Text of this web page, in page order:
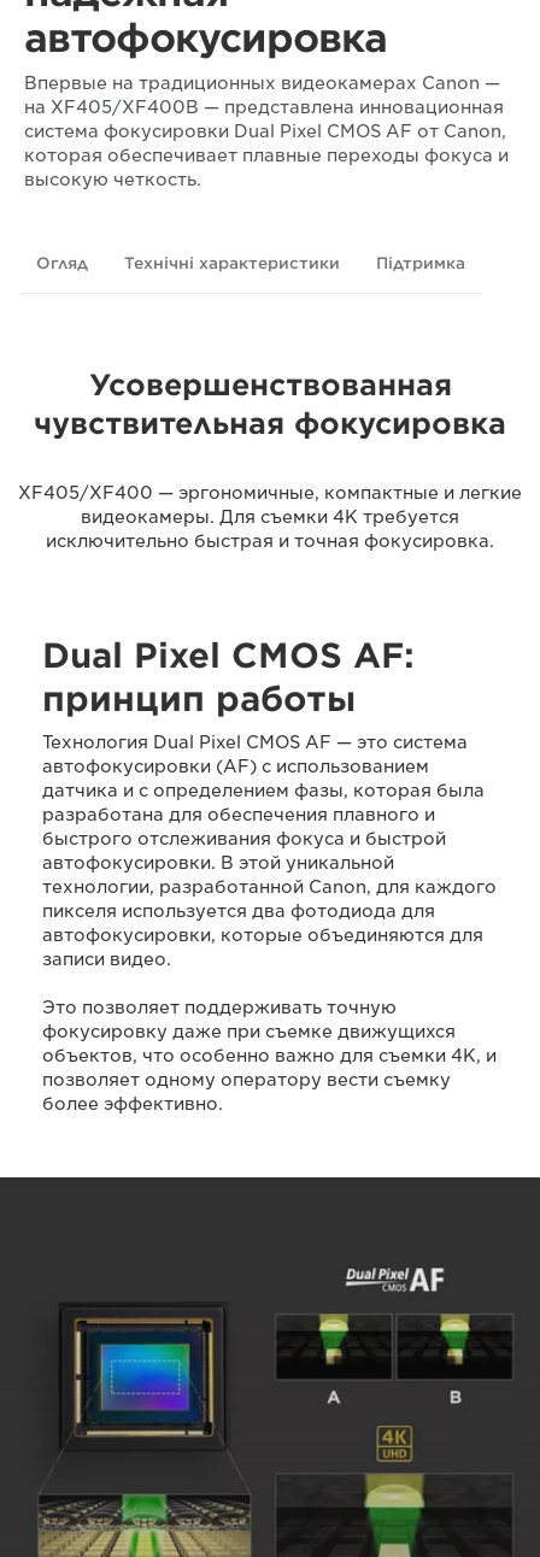
автофокусировка
Впервые на традиционных видеокамерах Canon —
на XF405/XF400В — представлена инновационная
система фокусировки Dual Pixel CMOS AF от Canon,
которая обеспечивает плавные переходы фокуса и
высокую четкость.
Огляд Технічні характеристики Підтримка
Усовершенствованная
чувствительная фокусировка
XF405/XF400 — эргономичные, компактные и легкие
видеокамеры. Для съемки 4K требуется
исключительно быстрая и точная фокусировка.
Dual Pixel CMOS AF:
принцип работы
Технология Dual Pixel CMOS AF — это система
автофокусировки (AF) с использованием
датчика и с определением фазы, которая была
разработана для обеспечения плавного и
быстрого отслеживания фокуса и быстрой
автофокусировки. В этой уникальной
технологии, разработанной Canon, для каждого
пикселя используется два фотодиода для
автофокусировки, которые объединяются для
записи видео.
Это позволяет поддерживать точную
фокусировку даже при съемке движущихся
объектов, что особенно важно для съемки 4K, и
позволяет одному оператору вести съемку
более эффективно.